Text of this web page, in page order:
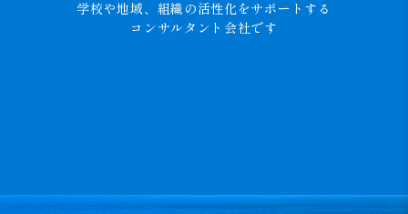
学校や地域、組織の活性化をサポートする
コンサルタント会社です